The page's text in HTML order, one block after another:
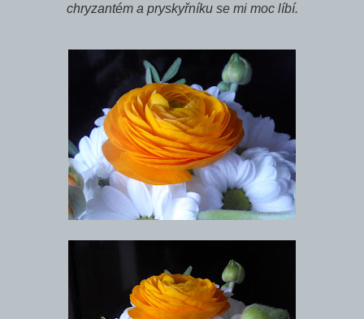
chryzantém a pryskyřníku se mi moc líbí.